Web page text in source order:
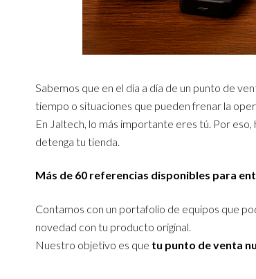
Sabemos que en el día a día de un punto de
tiempo o situaciones que pueden frenar la
En Jaltech, lo más importante eres tú. Por
detenga tu tienda.
Más de 60 referencias disponibles para
Contamos con un portafolio de equipos que
novedad con tu producto original.
Nuestro objetivo es que tu punto de venta